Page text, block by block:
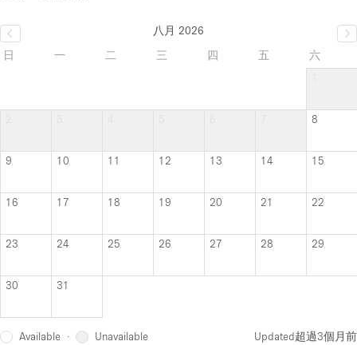
八月 2026
日
一 二 三 四 五
六
8
9 10 11 12 13 14 15
16 17 18 19 20 21 22
23 24 25 26 27 28 29
30 31
Available · Unavailable Updated超過3個月前